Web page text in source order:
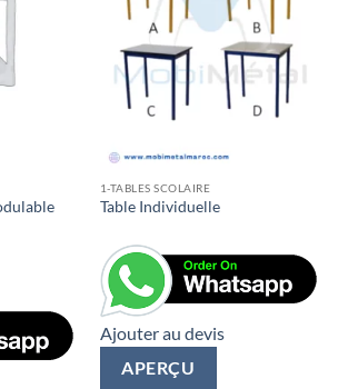
1-TABLES SCOLAIRE
Table Individuelle
Ajouter au devis
APERÇU